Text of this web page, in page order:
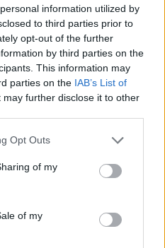
information utilized by
to third parties prior to
opt-out of the further
by third parties on the
This information may
parties on the IAB’s List of
may further disclose it to other
uses one or more Google
behaviour. You may click to
and its third-party tags to
purposes in below Google
Opt Outs
of my
of my
olyanok, mint a
akadt ki Carlos Sainz
miatt – az ausztrál
„egy mezőny végi versenyző
helyet –, hanem szélesebb
Sainz elmondása szerint
kormánykijelzőn a kék zászlót
Toto Wolff szerint viszont sem
nem engedheti meg
működött, és a mezőny
Lewis és Kimi ellen,
„Gyalázatos produkció ez a
mint a Teletabik. Csak ülnek,